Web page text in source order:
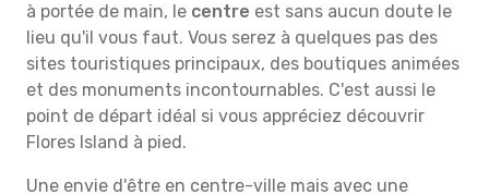
à portée de main, le centre est sans aucun doute le
lieu qu'il vous faut. Vous serez à quelques pas des
sites touristiques principaux, des boutiques animées
et des monuments incontournables. C'est aussi le
point de départ idéal si vous appréciez découvrir
Flores Island à pied.
Une envie d'être en centre-ville mais avec une